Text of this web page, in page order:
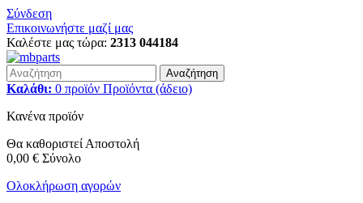
Σύνδεση
Επικοινωνήστε μαζί μας
Καλέστε μας τώρα: 2313 044184
Αναζήτηση
Καλάθι: 0 προϊόν Προϊόντα (άδειο)
Κανένα προϊόν
Θα καθοριστεί Αποστολή
0,00 € Σύνολο
Ολοκλήρωση αγορών